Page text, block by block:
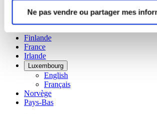
Ne pas vendre ou partager mes
Danemark
Finlande
France
Irlande
Luxembourg
English
Français
Norvège
Pays-Bas